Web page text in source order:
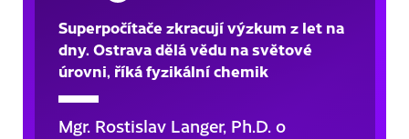
Superpočítače zkracují výzkum z let na
dny. Ostrava dělá vědu na světové
úrovni, říká fyzikální chemik
Mgr. Rostislav Langer, Ph.D. o